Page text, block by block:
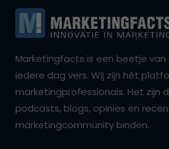
Marketingfacts is een beetje van
iedere dag vers. Wij zijn hét
marketingprofessionals. Het zijn
podcasts, blogs, opinies en
marketingcommunity binden.